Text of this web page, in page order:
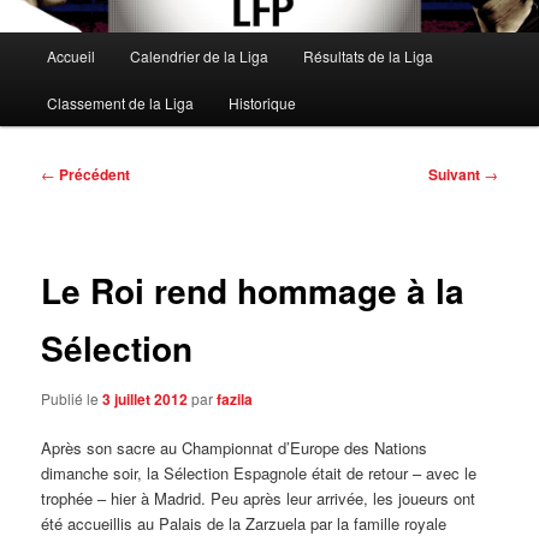
principal
Accueil Calendrier de la Liga Résultats de la Liga
Classement de la Liga Historique
Navigation
← Précédent Suivant →
Le Roi rend hommage à la
Sélection
Publié le3 juillet 2012parfazila
Après son sacre au Championnat d’Europe des Nations
dimanche soir, la Sélection Espagnole était de retour – avec le
trophée – hier à Madrid. Peu après leur arrivée, les joueurs ont
été accueillis au Palais de la Zarzuela par la famille royale